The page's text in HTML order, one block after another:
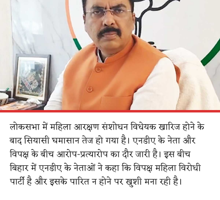
लोकसभा में महिला आरक्षण संशोधन विधेयक खारिज होने के
बाद सियासी घमासान तेज हो गया है। एनडीए के नेता और
विपक्ष के बीच आरोप-प्रत्यारोप का दौर जारी है। इस बीच
बिहार में एनडीए के नेताओं ने कहा कि विपक्ष महिला विरोधी
पार्टी है और इसके पारित न होने पर खुशी मना रही है।